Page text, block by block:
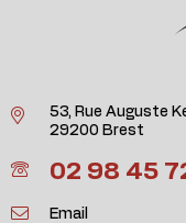
53, Rue Auguste
29200 Brest
02 98 45
Email